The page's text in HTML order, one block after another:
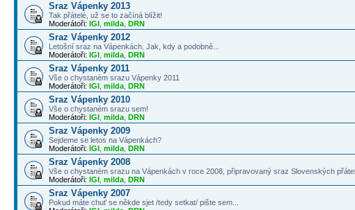
Sraz Vápenky 2013
Tak přátelé, už se to začíná blížit!
Moderátoři: IGI milda DRN
Sraz Vápenky 2012
Letošní sraz na Vápenkách. Jak, kdy a podobně...
Moderátoři: IGI milda DRN
Sraz Vápenky 2011
Vše o chystaném srazu Vápenky 2011
Moderátoři: IGI milda DRN
Sraz Vápenky 2010
Vše o chystaném srazu sem!
Moderátoři: IGI milda DRN
Sraz Vápenky 2009
Sejdeme se letos na Vápenkách?
Moderátoři: IGI milda DRN
Sraz Vápenky 2008
Vše o chystaném srazu na Vápenkách v roce 2008, připravovaný sraz Slovenských
Moderátoři: IGI milda DRN
Sraz Vápenky 2007
Pokud máte chuť se někde sjet /tedy setkat/ pište sem...